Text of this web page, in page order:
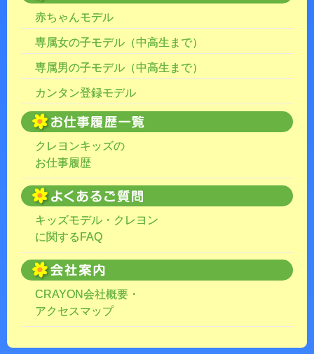
赤ちゃんモデル
専属女の子モデル（中高生まで）
専属男の子モデル（中高生まで）
カンタン登録モデル
クレヨンキッズの
お仕事履歴
キッズモデル・クレヨン
に関するFAQ
CRAYON会社概要・
アクセスマップ